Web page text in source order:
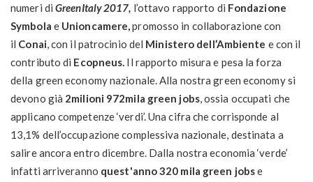
numeri di GreenItaly 2017, l’ottavo rapporto di Fondazione
Symbola e Unioncamere,promosso in collaborazione con
il Conai, con il patrocinio del Ministero dell’Ambiente e con il
contributo di Ecopneus. Il rapporto misura e pesa la forza
della green economy nazionale. Alla nostra green economy si
devono già 2milioni 972mila green jobs, ossia occupati che
applicano competenze ‘verdi’. Una cifra che corrisponde al
13,1% dell’occupazione complessiva nazionale, destinata a
salire ancora entro dicembre. Dalla nostra economia ‘verde’
infatti arriveranno quest'anno 320 mila green jobse